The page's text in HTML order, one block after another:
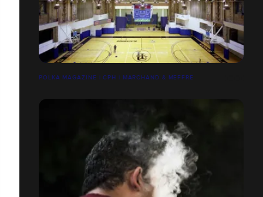
POLKA MAGAZINE | CPH | MARCHAND & MEFFRE